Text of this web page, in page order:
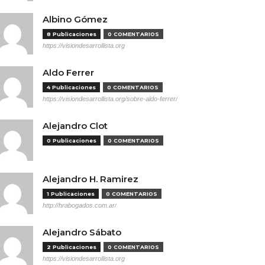
Albino Gómez
8 Publicaciones 0 COMENTARIOS
https://visiondesarrollista.org
Aldo Ferrer
4 Publicaciones 0 COMENTARIOS
https://visiondesarrollista.org/sobre-aldo-ferrer/
Alejandro Clot
0 Publicaciones 0 COMENTARIOS
Alejandro H. Ramirez
1 Publicaciones 0 COMENTARIOS
http://hrabogados.com.ar/
Alejandro Sábato
2 Publicaciones 0 COMENTARIOS
https://visiondesarrollista.org